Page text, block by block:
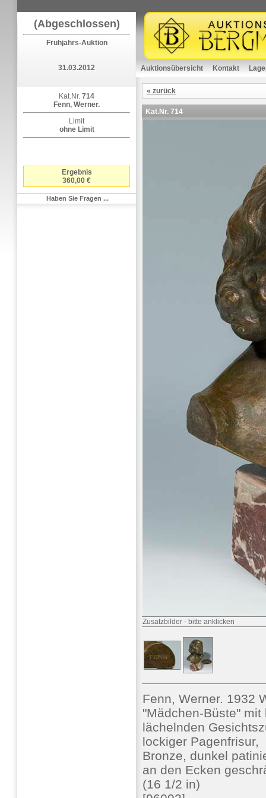
(Abgeschlossen)
Frühjahrs-Auktion
31.03.2012
Kat.Nr. 714
Fenn, Werner.
Limit
ohne Limit
Ergebnis
360,00 €
Haben Sie Fragen ...
Auktionsübersicht Kontakt
« zurück
Kat.Nr. 714
Zusatzbilder - bitte anklicken
Fenn, Werner. 1932
"Mädchen-Büste"
lächelnden
lockiger Pagenfrisur,
Bronze, dunkel
an den Ecken
(16 1/2 in)